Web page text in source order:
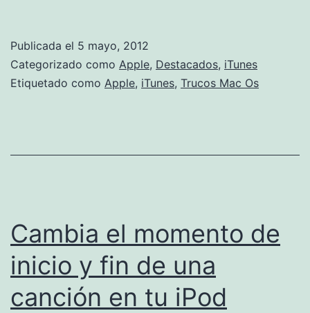
en
una
voz
en
Mac
Os
Publicada el 5 mayo, 2012
Categorizado como Apple, Destacados, iTunes
Etiquetado como Apple, iTunes, Trucos Mac Os
Cambia el momento de
inicio y fin de una
canción en tu iPod